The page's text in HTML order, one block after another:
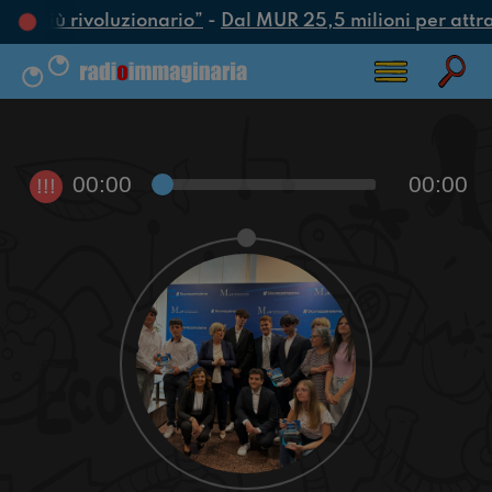
più rivoluzionario”-Dal MUR 25,5 milioni per
!!! 00:00 00:00